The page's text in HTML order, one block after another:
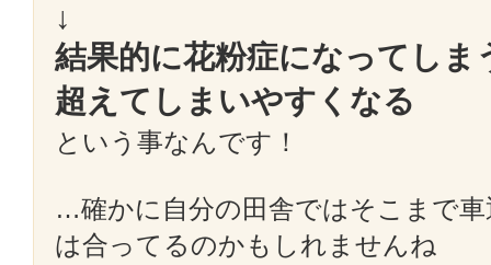
↓
結果的に花粉症になってしま
超えてしまいやすくなる
という事なんです！
…確かに自分の田舎ではそこまで
は合ってるのかもしれませんね